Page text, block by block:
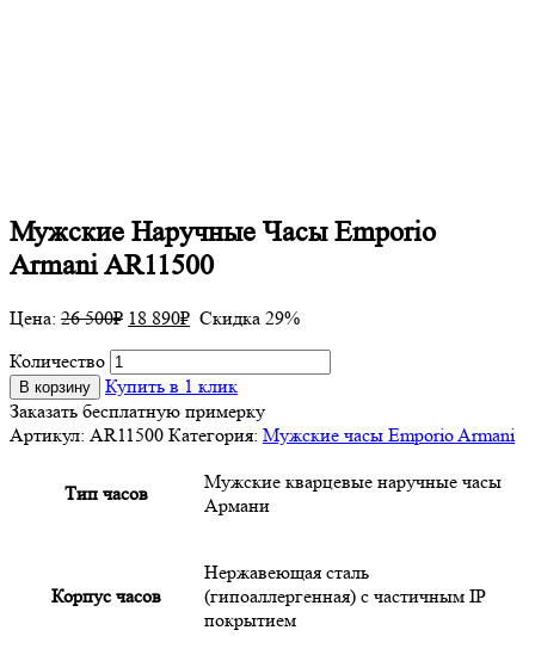
Мужские Наручные Часы Emporio
Armani AR11500
Цена: 26 500₽ 18 890₽ Скидка 29%
Количество
В корзину
Купить в 1 клик
Заказать бесплатную примерку
Артикул: AR11500 Категория: Мужские часы Emporio Armani
Тип часов
Мужские кварцевые наручные часы
Армани
Корпус часов
Нержавеющая сталь
(гипоаллергенная) с частичным IP
покрытием